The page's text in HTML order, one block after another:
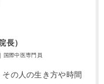
長）
国際中医専門員
の人の生き方や時間